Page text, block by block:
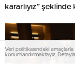
kararlıyız”
Veri politikasındaki amaçlarla
konumlandırmaktayız.